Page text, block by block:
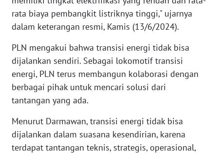
rata biaya pembangkit listriknya tinggi," ujarnya
dalam keterangan resmi, Kamis (13/6/2024).
PLN mengakui bahwa transisi energi tidak bisa
dijalankan sendiri. Sebagai lokomotif transisi
energi, PLN terus membangun kolaborasi dengan
berbagai pihak untuk mencari solusi dari
tantangan yang ada.
Menurut Darmawan, transisi energi tidak bisa
dijalankan dalam suasana kesendirian, karena
terdapat tantangan teknis, strategis, operasional,
BABEL
WN
SUMBAR
WN
SUMSEL
WN
BENGKULU